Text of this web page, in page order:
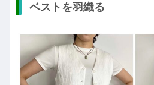
ベストを羽織る